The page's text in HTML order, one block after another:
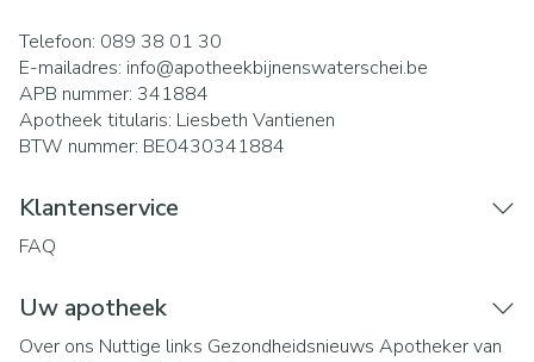
Telefoon: 089 38 01 30
E-mailadres: info@apotheekbijnenswaterschei.be
APB nummer: 341884
Apotheek titularis: Liesbeth Vantienen
BTW nummer: BE0430341884
Klantenservice
FAQ
Uw apotheek
Over ons Nuttige links Gezondheidsnieuws Apotheker van